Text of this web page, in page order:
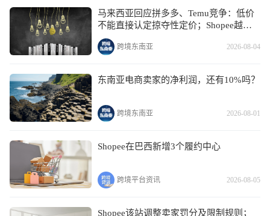
马来西亚回应拼多多、Temu竞争：低价
不能直接认定掠夺性定价；Shopee越南
站点调整相关政策；泰国内容电商和AI
购物加速发展
跨境东南亚 2026-08-04
东南亚电商卖家的净利润，还有10%吗？
跨境东南亚 2026-08-01
Shopee在巴西新增3个履约中心
跨境平台资讯 2026-08-05
Shopee该站调整卖家罚分及限制规则；